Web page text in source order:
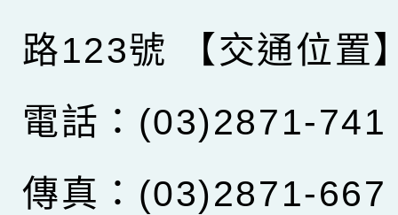
路123號
【交通位置
電話：(03)2871-741
傳真：(03)2871-667